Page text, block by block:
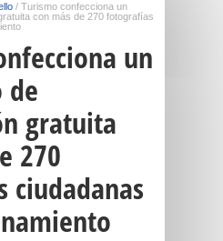
/ Turismo confecciona un
con más de 270 fotografías
un
de
gratuita
270
ciudadanas